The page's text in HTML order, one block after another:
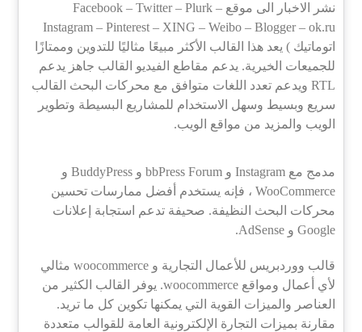
نشر الاخبار الى موقع Facebook – Twitter – Plurk –
Instagram – Pinterest – XING – Weibo – Blogger – ok.ru
اتوماتيك ) يعد هذا القالب الأكثر مبيعًا مثاليًا للتدوين وممتازًا
للجميعات الخيرية. يدعم مقاطع الفيديو القالب جاهز يدعم
RTL ويدعم تعدد اللغات متوافق مع محركات البحث القالب
سريع وبسيط وسهل الاستخدام للمشاريع البسيطة وتطوير
الويب والمزيد من مواقع الويب.
مدمج مع Instagram و bbPress Forum و BuddyPress و
WooCommerce ، فإنه يستخدم أفضل ممارسات تحسين
محركات البحث النظيفة. صحيفة تدعم استجابة إعلانات
Google و AdSense.
قالب ووردبريس للأعمال التجارية و woocommerce مثالي
لأي أعمال ومواقع woocommerce. يوفر القالب الكثير من
العناصر والميزات القوية التي يمكنها تكوين كل ما تريد.
مقارنة بميزات التجارة الإلكترونية العامة للقوالب متعددة